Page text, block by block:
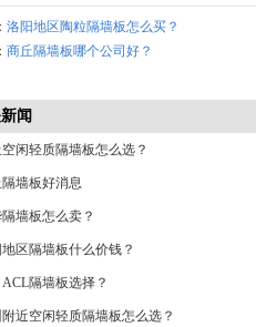
洛阳地区陶粒隔墙板怎么买？
商丘隔墙板哪个公司好？
闻
闲轻质隔墙板怎么选？
墙板好消息
墙板怎么卖？
区隔墙板什么价钱？
隔墙板选择？
近空闲轻质隔墙板怎么选？